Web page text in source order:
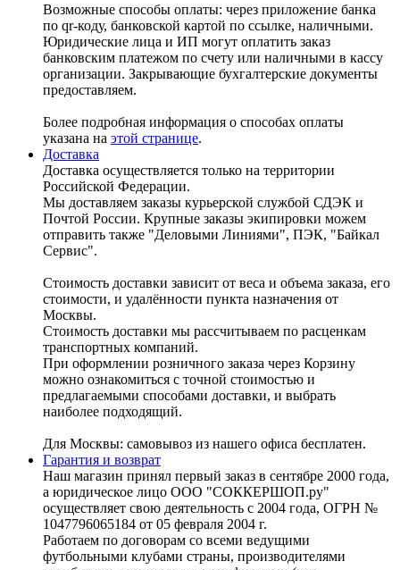
Возможные способы оплаты: через приложение банка
по qr-коду, банковской картой по ссылке, наличными.
Юридические лица и ИП могут оплатить заказ
банковским платежом по счету или наличными в кассу
организации. Закрывающие бухгалтерские документы
предоставляем.
Более подробная информация о способах оплаты
указана на этой странице.
Доставка
Доставка осуществляется только на территории
Российской Федерации.
Мы доставляем заказы курьерской службой СДЭК и
Почтой России. Крупные заказы экипировки можем
отправить также "Деловыми Линиями", ПЭК, "Байкал
Сервис".
Стоимость доставки зависит от веса и объема заказа, его
стоимости, и удалённости пункта назначения от
Москвы.
Стоимость доставки мы рассчитываем по расценкам
транспортных компаний.
При оформлении розничного заказа через Корзину
можно ознакомиться с точной стоимостью и
предлагаемыми способами доставки, и выбрать
наиболее подходящий.
Для Москвы: самовывоз из нашего офиса бесплатен.
Гарантия и возврат
Наш магазин принял первый заказ в сентябре 2000 года,
а юридическое лицо ООО "СОККЕРШОП.ру"
осуществляет свою деятельность с 2004 года, ОГРН №
1047796065184 от 05 февраля 2004 г.
Работаем по договорам со всеми ведущими
футбольными клубами страны, производителями